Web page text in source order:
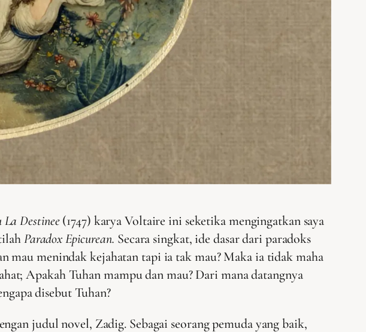
La Destinee(1747) karya Voltaire ini seketika mengingatkan saya
Paradox Epicurean. Secara singkat, ide dasar dari paradoks
mau menindak kejahatan tapi ia tak mau? Maka ia tidak maha
Apakah Tuhan mampu dan mau? Dari mana datangnya
disebut Tuhan?
judul novel, Zadig. Sebagai seorang pemuda yang baik,